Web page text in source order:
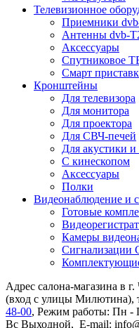
Телевизионное
Приемники
Антенны dvb-
Аксессуары
Спутниковое
Смарт
Кронштейны
Для телевизора
Для монитора
Для проектора
Для СВЧ-печей
Для акустики и
С кинескопом
Аксессуары
Полки
Видеонаблюдение и
Готовые
Камеры
Сигнализации
Адрес салона-магазина в
(вход с улицы Милютина),
48-00, Режим работы: Пн -
Вс Выходной, E-mail: